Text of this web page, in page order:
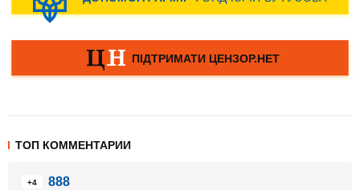
ТОП КОММЕНТАРИИ
+4
888